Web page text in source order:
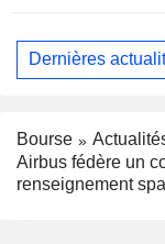
Dernières
Bourse
Airbus fédère un
renseignement